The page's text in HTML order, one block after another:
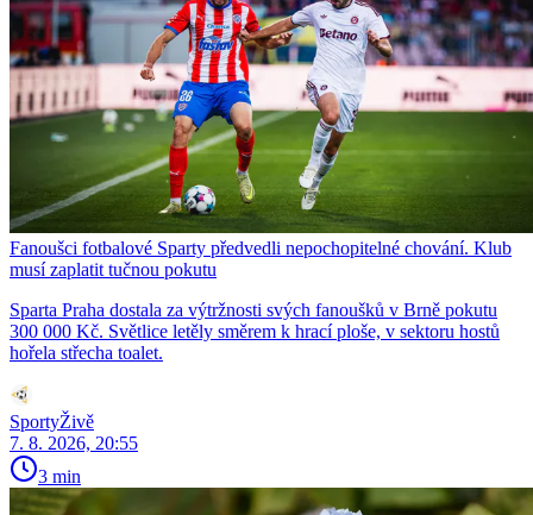
Fanoušci fotbalové Sparty předvedli nepochopitelné chování. Klub
musí zaplatit tučnou pokutu
Sparta Praha dostala za výtržnosti svých fanoušků v Brně pokutu
300 000 Kč. Světlice letěly směrem k hrací ploše, v sektoru hostů
hořela střecha toalet.
SportyŽivě
7. 8. 2026, 20:55
3 min